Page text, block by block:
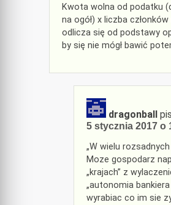
Kwota wolna od podatku
na ogół) x liczba
odlicza się od podstawy
by się nie mógł bawić
dragonball
5 stycznia 2017 o
„W wielu rozsadnych
Moze gospodarz
„krajach” z
„autonomia
wyrabiac co im sie